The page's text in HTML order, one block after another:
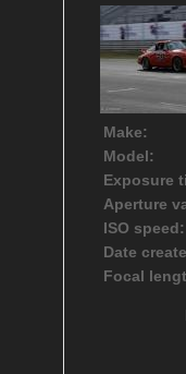
Make:
Model:
Exposure
Aperture
ISO speed:
Date
Focal